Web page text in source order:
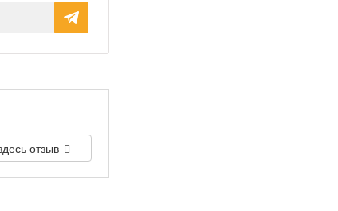
отзыв